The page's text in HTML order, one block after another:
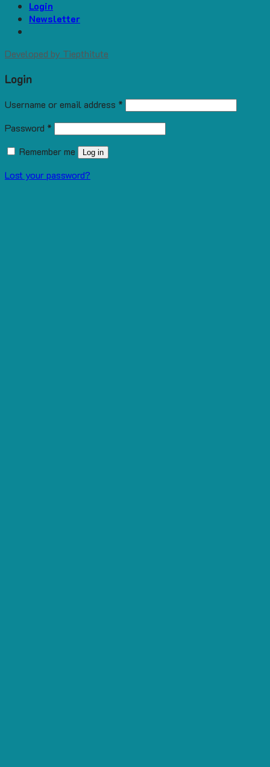
Login
Newsletter
Developed by Tiepthitute
Login
Username or email address *
Password *
Remember me
Log in
Lost your password?